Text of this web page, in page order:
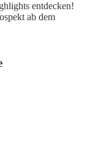
entdecken!
ab dem